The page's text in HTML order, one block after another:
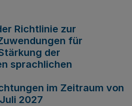
Richtlinie zur
für
der
sprachlichen
im Zeitraum von
2027